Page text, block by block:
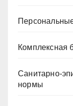
Комплексная
Санитарно-
нормы